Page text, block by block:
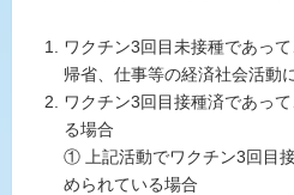
ワクチン3回目未接種であっ
帰省、仕事等の経済社会活動
ワクチン3回目接種済であっ
る場合
① 上記活動でワクチン3回目
められている場合